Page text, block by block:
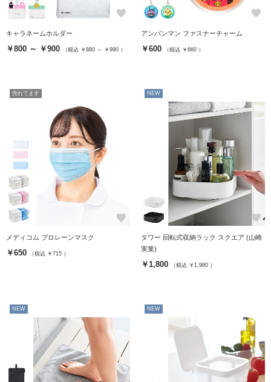
favorite
キャラネームホルダー
￥800 ～ ￥900 （税込 ￥880 ～ ￥990 ）
favorite
アンパンマン ファスナーチャーム
￥600 （税込 ￥660 ）
売れてます
favorite
メディコム プロレーンマスク
￥650 （税込 ￥715 ）
NEW
favorite
タワー 回転式収納ラック スクエア (山崎
実業)
￥1,800 （税込 ￥1,980 ）
NEW NEW